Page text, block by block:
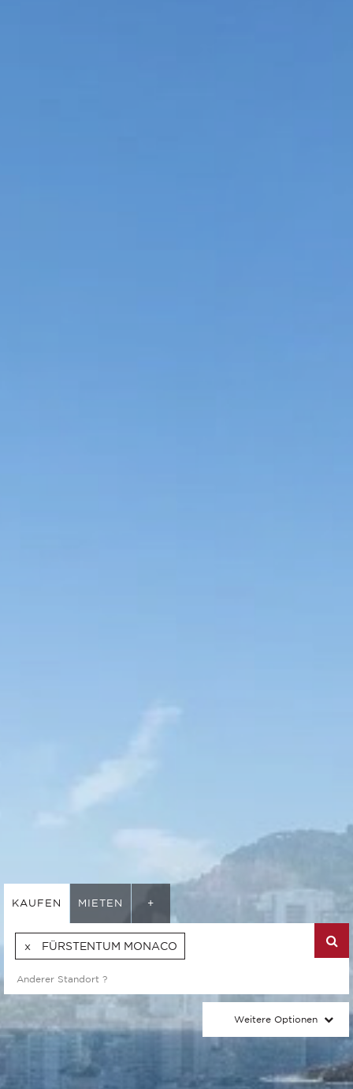
KAUFEN MIETEN +
FÜRSTENTUM MONACO
Weitere Optionen